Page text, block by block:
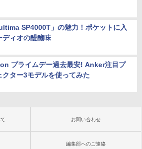
SP4000T」の魅力！ポケットに入
ディオの醍醐味
プライムデー過去最安! Anker注目プ
クター3モデルを使ってみた
お問い合わせ
編集部へのご連絡